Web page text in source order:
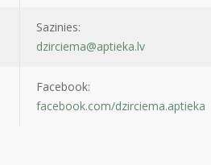
Sazinies:
dzirciema@aptieka.lv
Facebook:
facebook.com/dzirciema.aptieka